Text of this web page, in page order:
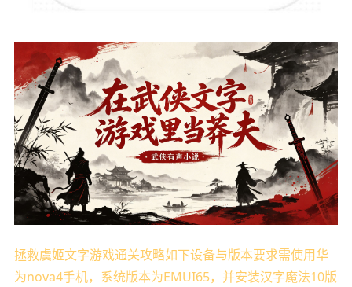
拯救虞姬文字游戏通关攻略如下设备与版本要求需使用华
为nova4手机，系统版本为EMUI65，并安装汉字魔法10版